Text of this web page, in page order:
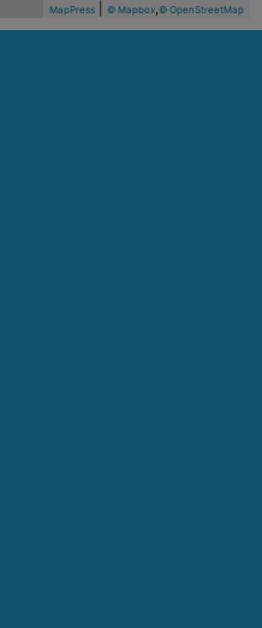
MapPress © Mapbox © OpenStreetMap